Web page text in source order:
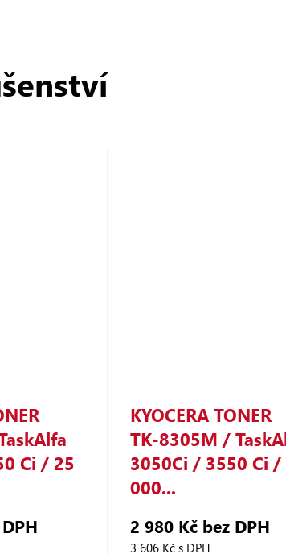
Ci / 25
KYOCERA TONER
TK‑8305M /
3050Ci / 3550 Ci /
000...
2 980 Kč bez DPH
3 606 Kč s DPH